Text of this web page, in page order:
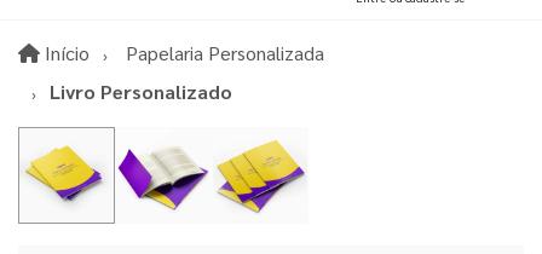
Início InícioPapelaria Personalizada
Livro Personalizado